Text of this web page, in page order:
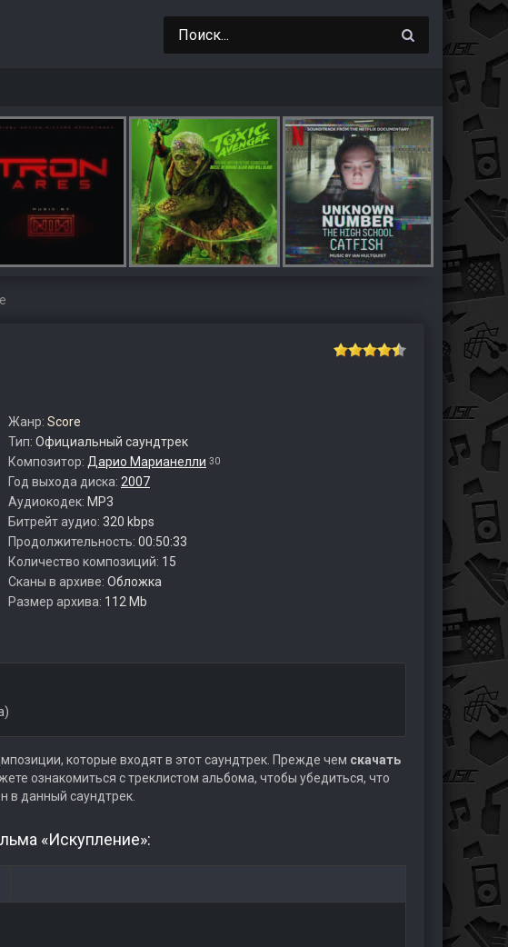
Жанр: Score
Тип: Официальный саундтрек
Композитор: Дарио Марианелли 30
Год выхода диска: 2007
Аудиокодек: MP3
Битрейт аудио: 320 kbps
Продолжительность: 00:50:33
Количество композиций: 15
Сканы в архиве: Обложка
Размер архива: 112 Mb
которые входят в этот саундтрек. Прежде чем скачать
ознакомиться с треклистом альбома, чтобы убедиться, что
в данный саундтрек.
«Искупление»: